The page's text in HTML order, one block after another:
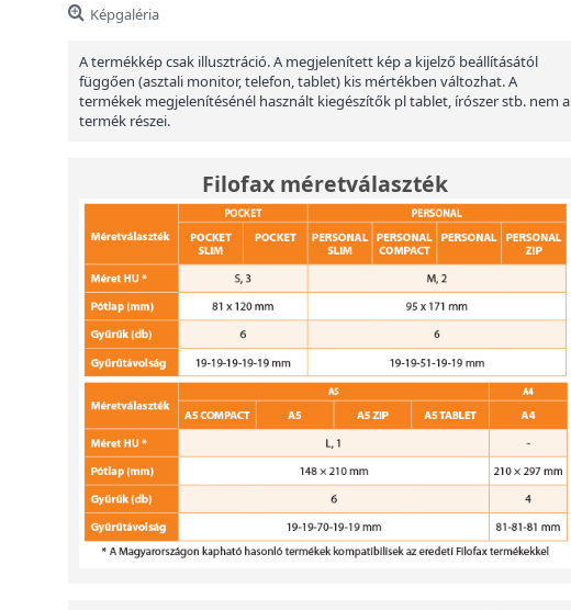
Képgaléria
A termékkép csak illusztráció. A megjelenített kép a kijelző beállításától
függően (asztali monitor, telefon, tablet) kis mértékben változhat. A
termékek megjelenítésénél használt kiegészítők pl tablet, írószer stb. nem a
termék részei.
Filofax méretválaszték